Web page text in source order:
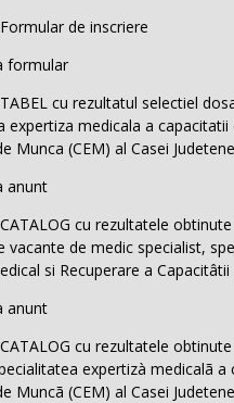
de inscriere
formular
cu rezultatul selectiel
expertiza medicala a
Munca (CEM) al Casei
anunt
cu rezultatele
vacante de medic specialist,
si Recuperare a
anunt
cu rezultatele
expertizà medicalã
Muncã (CEM) al Casei